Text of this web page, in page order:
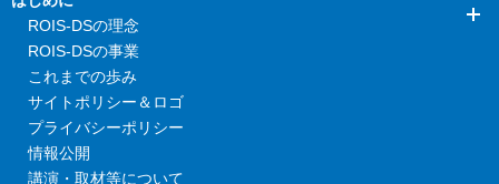
ROIS-DSの理念
ROIS-DSの事業
これまでの歩み
サイトポリシー＆ロゴ
プライバシーポリシー
情報公開
講演・取材等について